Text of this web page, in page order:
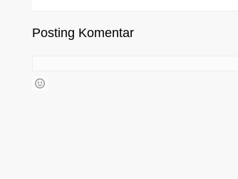
Posting Komentar